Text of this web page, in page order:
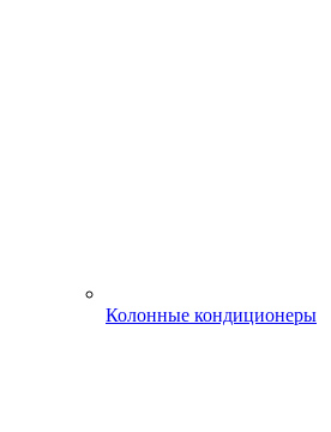
Колонные кондиционеры